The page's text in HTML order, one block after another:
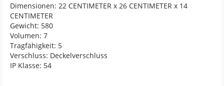
Dimensionen: 22 CENTIMETER x 26 CENTIMETER x 14
CENTIMETER
Gewicht: 580
Volumen: 7
Tragfähigkeit: 5
Verschluss: Deckelverschluss
IP Klasse: 54